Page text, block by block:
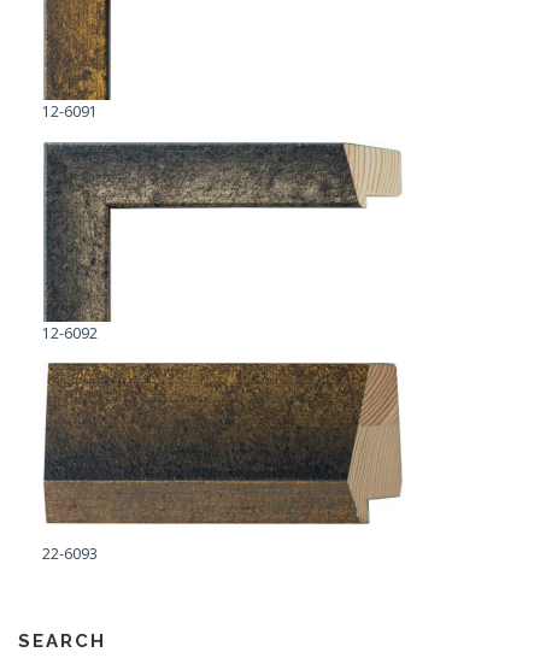
12-6091
12-6092
22-6093
SEARCH